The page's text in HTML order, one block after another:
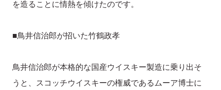
を造ることに情熱を傾けたのです。
■鳥井信治郎が招いた竹鶴政孝
鳥井信治郎が本格的な国産ウイスキー製造に乗り出そ
うと、スコッチウイスキーの権威であるムーア博士に